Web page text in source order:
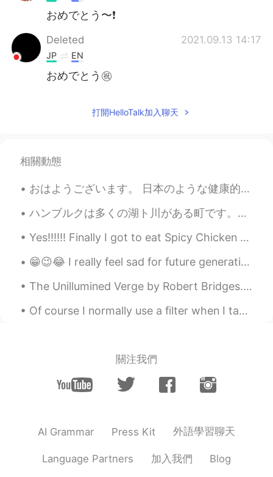
おめでとう〜❗️
Deleted 2021.09.13 14:17
JP EN
おめでとう㊗️
打開HelloTalk加入聊天
相關動態
おはようございます。 日本のような健康的な朝ごはんではないっすけどたまにこれはいいっしょ？😂😂. パスタは作りやすいしpizza も温めるだけ。 Even though it's not he...
ハンブルクは多くの湖ト川がある町です。カヌーに座って町を探索するのは楽しいことだと思います。ハンブルクでカヌーを借りる場所がたくさんあるのは、良かったです。天気が良い日に、川で過ごす人が多いです。😊😊
Yes!!!!!! Finally I got to eat Spicy Chicken Feet in Singapore!!!! It taste similar to the ones i...
😁😉😂 I really feel sad for future generation who will have parents like us😐🙄😎😋☺️🤦🤷 lmao 😁😆🤭
The Unillumined Verge by Robert Bridges. To a Friend Dying. Part 3 of 3. We must part now? Wel...
Of course I normally use a filter when I take photos, but I didn’t on this photo and I still like...
關注我們
AI Grammar Press Kit 外語學習聊天
Language Partners 加入我們 Blog